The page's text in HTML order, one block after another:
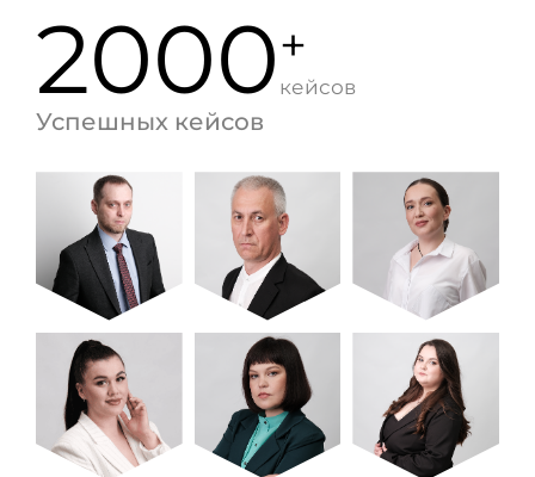
2000+
кейсов
Успешных кейсов